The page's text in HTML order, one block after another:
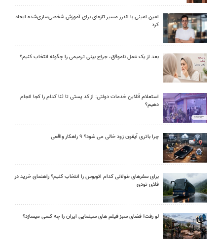
امین امینی با اندرز مسیر تازه‌ای برای آموزش شخصی‌سازی‌شده ایجاد
کرد
بعد از یک عمل ناموفق، جراح بینی ترمیمی را چگونه انتخاب کنیم؟
استعلام آنلاین خدمات دولتی: از کد پستی تا ثنا کدام را کجا انجام
دهیم؟
چرا باتری آیفون زود خالی می شود؟ ۹ راهکار واقعی
برای سفرهای طولانی کدام اتوبوس را انتخاب کنیم؟ راهنمای خرید در
فلای تودی
لو رفت! فضای سبز فیلم های سینمایی ایران را چه کسی میسازد؟